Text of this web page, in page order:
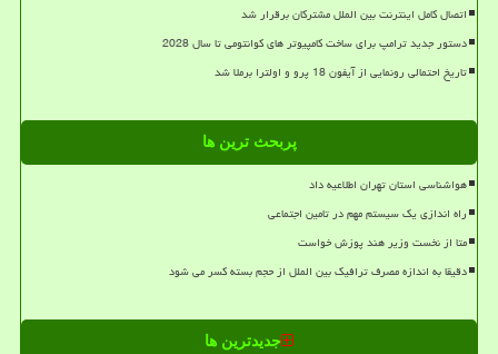
اتصال کامل اینترنت بین الملل مشترکان برقرار شد
دستور جدید ترامپ برای ساخت کامپیوتر های کوانتومی تا سال 2028
تاریخ احتمالی رونمایی از آیفون 18 پرو و اولترا برملا شد
پربحث ترین ها
هواشناسی استان تهران اطلاعیه داد
راه اندازی یک سیستم مهم در تامین اجتماعی
متا از نخست وزیر هند پوزش خواست
دقیقا به اندازه مصرف ترافیک بین الملل از حجم بسته کسر می شود
جدیدترین ها